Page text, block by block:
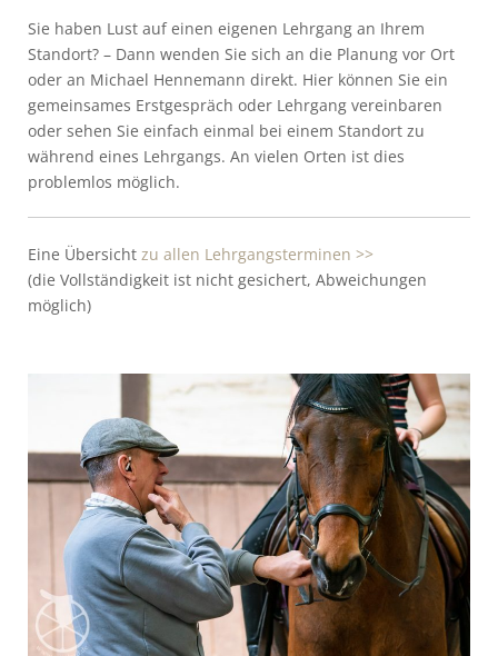
Sie haben Lust auf einen eigenen Lehrgang an Ihrem
Standort? – Dann wenden Sie sich an die Planung vor Ort
oder an Michael Hennemann direkt. Hier können Sie ein
gemeinsames Erstgespräch oder Lehrgang vereinbaren
oder sehen Sie einfach einmal bei einem Standort zu
während eines Lehrgangs. An vielen Orten ist dies
problemlos möglich.
Eine Übersicht zu allen Lehrgangsterminen >>
(die Vollständigkeit ist nicht gesichert, Abweichungen
möglich)